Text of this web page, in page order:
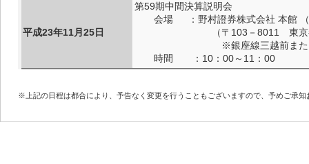
平成23年11月25日
第59期中間決算説明会
会場 ：野村證券株式会社 本館 （
（〒103－8011 東京都中
※銀座線三越前または日
時間 ：10：00～11：00
※上記の日程は都合により、予告なく変更を行うこともございますので、予めご承知